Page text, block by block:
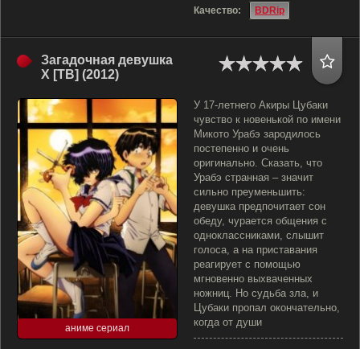
Качество:
BDRip
Загадочная девушка
Х [ТВ] (2012)
аниме сериал
У 17-летнего Акиры Цубаки
чувство к новенькой по имени
Микото Урабэ зародилось
постепенно и очень
оригинально. Сказать, что
Урабэ странная – значит
сильно преуменьшить:
девушка предпочитает сон
обеду, чурается общения с
одноклассниками, слышит
голоса, а на приставания
реагирует с помощью
мгновенно выхваченных
ножниц. Но судьба зла, и
Цубаки пропал окончательно,
когда от души